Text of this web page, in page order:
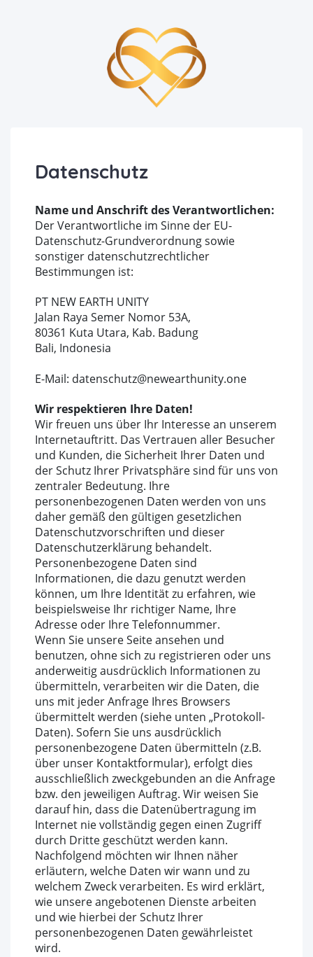
Datenschutz
Name und Anschrift des Verantwortlichen:
Der Verantwortliche im Sinne der EU-
Datenschutz-Grundverordnung sowie
sonstiger datenschutzrechtlicher
Bestimmungen ist:
PT NEW EARTH UNITY
Jalan Raya Semer Nomor 53A,
80361 Kuta Utara, Kab. Badung
Bali, Indonesia
E-Mail: datenschutz@newearthunity.one
Wir respektieren Ihre Daten!
Wir freuen uns über Ihr Interesse an unserem
Internetauftritt. Das Vertrauen aller Besucher
und Kunden, die Sicherheit Ihrer Daten und
der Schutz Ihrer Privatsphäre sind für uns von
zentraler Bedeutung. Ihre
personenbezogenen Daten werden von uns
daher gemäß den gültigen gesetzlichen
Datenschutzvorschriften und dieser
Datenschutzerklärung behandelt.
Personenbezogene Daten sind
Informationen, die dazu genutzt werden
können, um Ihre Identität zu erfahren, wie
beispielsweise Ihr richtiger Name, Ihre
Adresse oder Ihre Telefonnummer.
Wenn Sie unsere Seite ansehen und
benutzen, ohne sich zu registrieren oder uns
anderweitig ausdrücklich Informationen zu
übermitteln, verarbeiten wir die Daten, die
uns mit jeder Anfrage Ihres Browsers
übermittelt werden (siehe unten „Protokoll-
Daten). Sofern Sie uns ausdrücklich
personenbezogene Daten übermitteln (z.B.
über unser Kontaktformular), erfolgt dies
ausschließlich zweckgebunden an die Anfrage
bzw. den jeweiligen Auftrag. Wir weisen Sie
darauf hin, dass die Datenübertragung im
Internet nie vollständig gegen einen Zugriff
durch Dritte geschützt werden kann.
Nachfolgend möchten wir Ihnen näher
erläutern, welche Daten wir wann und zu
welchem Zweck verarbeiten. Es wird erklärt,
wie unsere angebotenen Dienste arbeiten
und wie hierbei der Schutz Ihrer
personenbezogenen Daten gewährleistet
wird.